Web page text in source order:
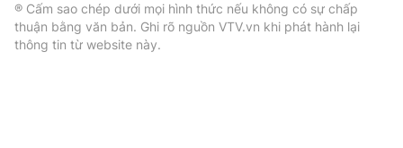
® Cấm sao chép dưới mọi hình thức nếu không có sự chấp
thuận bằng văn bản. Ghi rõ nguồn VTV.vn khi phát hành lại
thông tin từ website này.